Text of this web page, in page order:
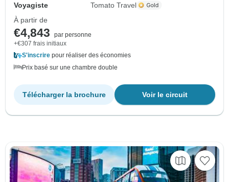
Voyagiste
Tomato Travel
À partir de
€4,843
par personne
+€307 frais initiaux
S'inscrire pour réaliser des économies
Prix basé sur une chambre double
Voir le circuit
Télécharger la brochure